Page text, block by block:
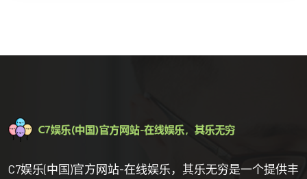
C7娱乐(中国)官方网站-在线娱乐，其乐无穷是一个提供丰